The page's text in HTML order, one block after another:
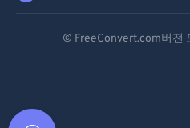
© FreeConvert.com버전